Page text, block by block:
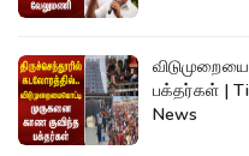
பக்தர்கள் |
News